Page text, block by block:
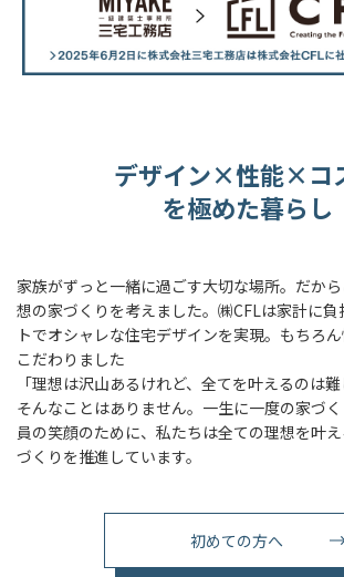
デザイン×性能×コ
を極めた暮らし
家族がずっと一緒に過ごす大切な場所。だか
想の家づくりを考えました。㈱CFLは家計に
トでオシャレな住宅デザインを実現。もちろ
こだわりました
「理想は沢山あるけれど、全てを叶えるのは
そんなことはありません。一生に一度の家づ
員の笑顔のために、私たちは全ての理想を叶
づくりを推進しています。
初めての方へ